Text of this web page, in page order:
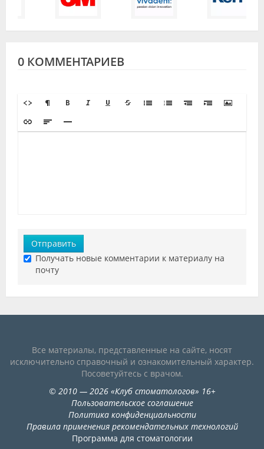
0 КОММЕНТАРИЕВ
Отправить
Получать новые комментарии к материалу на
почту
Все материалы, представленные на сайте, носят
исключительно справочный и ознакомительный характер.
Посоветуйтесь с врачом.
© 2010— 2026«Клуб стоматологов» 16+
Пользовательское соглашение
Политика конфиденциальности
Правила применения рекомендательных технологий
Программа для стоматологии